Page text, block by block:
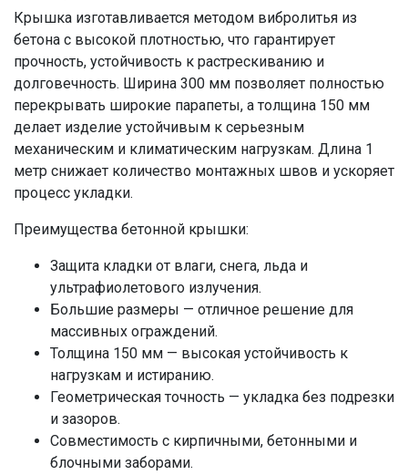
Крышка изготавливается методом вибролитья из
бетона с высокой плотностью, что гарантирует
прочность, устойчивость к растрескиванию и
долговечность. Ширина 300 мм позволяет полностью
перекрывать широкие парапеты, а толщина 150 мм
делает изделие устойчивым к серьезным
механическим и климатическим нагрузкам. Длина 1
метр снижает количество монтажных швов и ускоряет
процесс укладки.
Преимущества бетонной крышки:
Защита кладки от влаги, снега, льда и
ультрафиолетового излучения.
Большие размеры — отличное решение для
массивных ограждений.
Толщина 150 мм — высокая устойчивость к
нагрузкам и истиранию.
Геометрическая точность — укладка без подрезки
и зазоров.
Совместимость с кирпичными, бетонными и
блочными заборами.